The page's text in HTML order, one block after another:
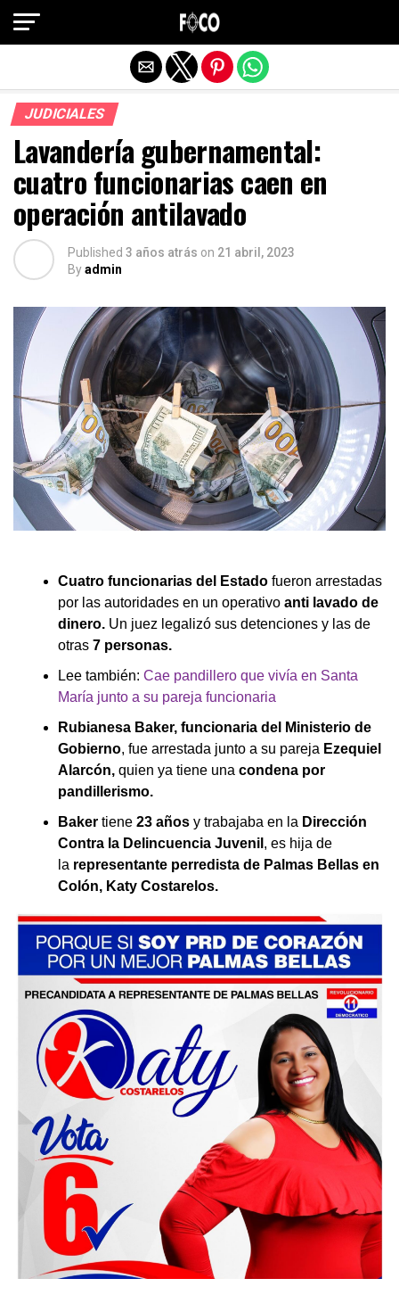
JUDICIALES
Lavandería gubernamental:
cuatro funcionarias caen en
operación antilavado
Published 3 años atrás on 21 abril, 2023
Byadmin
Cuatro funcionarias del Estado fueron arrestadas
por las autoridades en un operativo anti lavado de
dinero. Un juez legalizó sus detenciones y las de
otras 7 personas.
Lee también: Cae pandillero que vivía en Santa
María junto a su pareja funcionaria
Rubianesa Baker, funcionaria del Ministerio de
Gobierno, fue arrestada junto a su pareja Ezequiel
Alarcón, quien ya tiene una condena por
pandillerismo.
Baker tiene 23 años y trabajaba en la Dirección
Contra la Delincuencia Juvenil , es hija de
la representante perredista de Palmas Bellas en
Colón, Katy Costarelos.
Salir de la versión móvil